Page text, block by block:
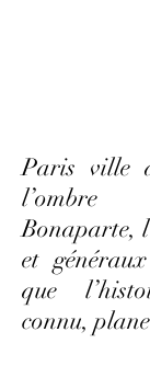
Paris ville
l’ombre
Bonaparte,
et
que
connu,